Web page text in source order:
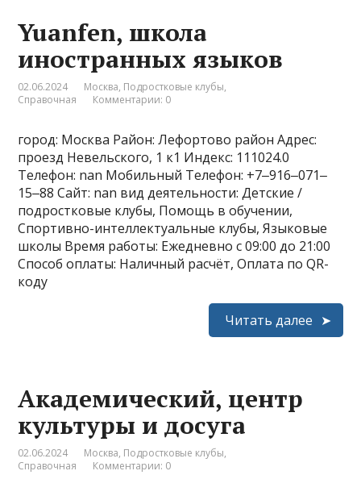
Yuanfen, школа
иностранных языков
02.06.2024 Москва, Подростковые клубы,
Справочная
Комментарии: 0
город: Москва Район: Лефортово район Адрес:
проезд Невельского, 1 к1 Индекс: 111024.0
Телефон: nan Мобильный Телефон: +7‒916‒071‒
15‒88 Сайт: nan вид деятельности: Детские /
подростковые клубы, Помощь в обучении,
Спортивно-интеллектуальные клубы, Языковые
школы Время работы: Ежедневно с 09:00 до 21:00
Способ оплаты: Наличный расчёт, Оплата по QR-
коду
Читать далее
Академический, центр
культуры и досуга
02.06.2024 Москва, Подростковые клубы,
Справочная
Комментарии: 0